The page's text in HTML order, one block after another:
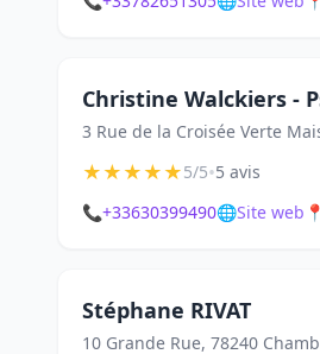
Christine Walckiers -
3 Rue de la Croisée Verte
★★★★★5/5•5 avis
📞+33630399490🌐Site web 📍
Stéphane RIVAT
10 Grande Rue, 78240